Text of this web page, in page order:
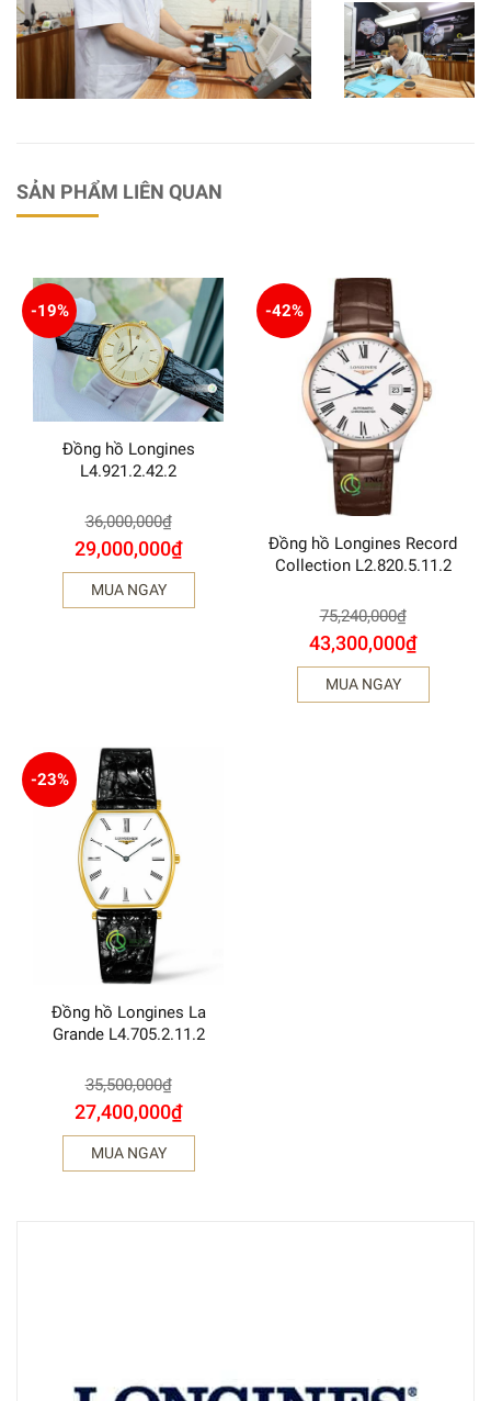
SẢN PHẨM LIÊN QUAN
-19%
Đồng hồ Longines
L4.921.2.42.2
36,000,000₫
29,000,000₫
MUA NGAY
-42%
Đồng hồ Longines Record
Collection L2.820.5.11.2
75,240,000₫
43,300,000₫
MUA NGAY
-23%
Đồng hồ Longines La
Grande L4.705.2.11.2
35,500,000₫
27,400,000₫
MUA NGAY